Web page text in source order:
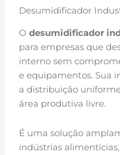
Desumidificador
Odesumidificador
para empresas que
interno sem
e equipamentos. Sua
a distribuição
área produtiva livre.
É uma solução
indústrias